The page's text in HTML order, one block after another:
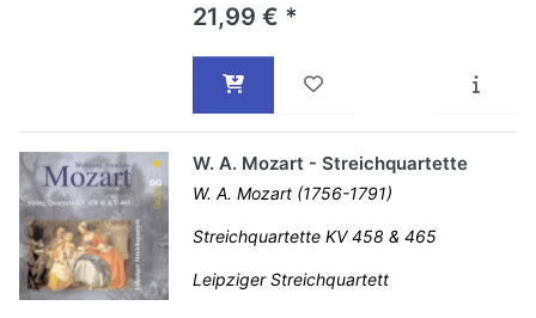
21,99 € *
W. A. Mozart - Streichquartette
W. A. Mozart (1756-1791)
Streichquartette KV 458 & 465
Leipziger Streichquartett